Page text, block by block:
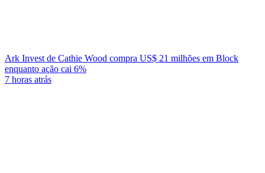
Ark Invest de Cathie Wood compra US$ 21 milhões em Block
enquanto ação cai 6%
7 horas atrás